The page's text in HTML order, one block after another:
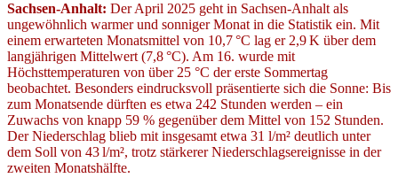
Sachsen-Anhalt: Der April 2025 geht in Sachsen-Anhalt als
ungewöhnlich warmer und sonniger Monat in die Statistik ein. Mit
einem erwarteten Monatsmittel von 10,7 °C lag er 2,9 K über dem
langjährigen Mittelwert (7,8 °C). Am 16. wurde mit
Höchsttemperaturen von über 25 °C der erste Sommertag
beobachtet. Besonders eindrucksvoll präsentierte sich die Sonne: Bis
zum Monatsende dürften es etwa 242 Stunden werden – ein
Zuwachs von knapp 59 % gegenüber dem Mittel von 152 Stunden.
Der Niederschlag blieb mit insgesamt etwa 31 l/m² deutlich unter
dem Soll von 43 l/m², trotz stärkerer Niederschlagsereignisse in der
zweiten Monatshälfte.